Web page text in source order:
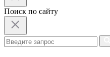
Поиск по сайту